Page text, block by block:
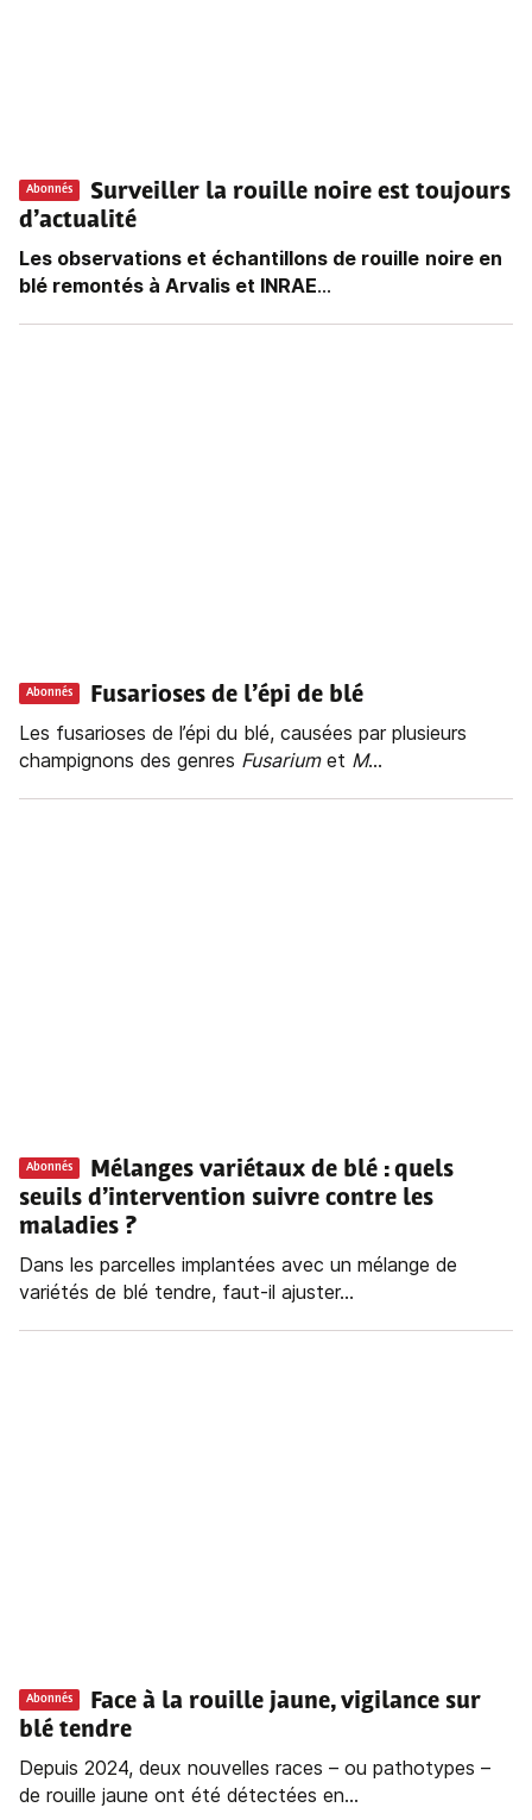
Abonnés
Surveiller la rouille noire est toujours
d’actualité
Les observations et échantillons de rouille noire en
blé remontés à Arvalis et INRAE...
Abonnés
Fusarioses de l’épi de blé
Les fusarioses de l’épi du blé, causées par plusieurs
champignons des genres Fusarium et M...
Abonnés
Mélanges variétaux de blé : quels
seuils d’intervention suivre contre les
maladies ?
Dans les parcelles implantées avec un mélange de
variétés de blé tendre, faut-il ajuster...
Abonnés
Face à la rouille jaune, vigilance sur
blé tendre
Depuis 2024, deux nouvelles races – ou pathotypes –
de rouille jaune ont été détectées en...